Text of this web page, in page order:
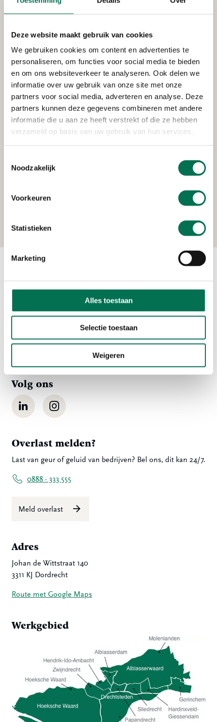
Deze website maakt gebruik van cookies
We gebruiken cookies om content en advertenties te
personaliseren, om functies voor social media te bieden
en om ons websiteverkeer te analyseren. Ook delen we
informatie over uw gebruik van onze site met onze
partners voor social media, adverteren en analyse. Deze
partners kunnen deze gegevens combineren met andere
informatie die u aan ze heeft verstrekt of die ze hebben
verzameld op basis van uw gebruik van hun services.
Noodzakelijk
Voorkeuren
Statistieken
Marketing
Alles toestaan
Selectie toestaan
Weigeren
Aanpak Stikstof (PAS) aan minder stikstof in de
gebruikt, oordeelde de Raad van State in mei 2019.
Het kabinet heeft hierna een adviescollege ingesteld
om te adviseren over de gevolgen van deze uitspraak
en de benodigde beleidsaanpassingen te beoordelen.
Dit adviescollege heeft de afgelopen periode een
aantal rapporten uitgebracht en nu dus een
eindadvies gepubliceerd. Welke gevolgen het
eindadvies heeft, zal de komende tijd duidelijk
worden. De minister heeft het rapport doorgestuurd
Het eindadvies inzien?
Contact
Ma t/m vr 08:00 tot 16:30 uur
078 - 770 85 85
Stuur ons een bericht
Volg ons
LinkedIn Instagram
Overlast melden?
Last van geur of geluid van bedrijven? Bel ons, dit kan 24/7.
0888 - 333 555
Meld overlast
Adres
Johan de Wittstraat 140
3311 KJ Dordrecht
Route met Google Maps
Werkgebied